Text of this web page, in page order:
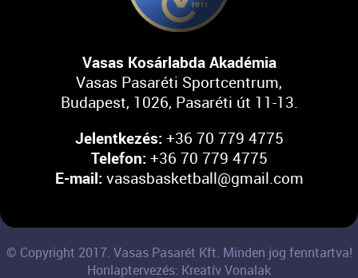
Vasas Kosárlabda Akadémia
Vasas Pasaréti Sportcentrum,
Budapest, 1026, Pasaréti út 11-13.
Jelentkezés: +36 70 779 4775
Telefon: +36 70 779 4775
E-mail: vasasbasketball@gmail.com
© Copyright 2017. Vasas Pasarét Kft. Minden jog fenntartva!
Honlaptervezés: Kreatív Vonalak